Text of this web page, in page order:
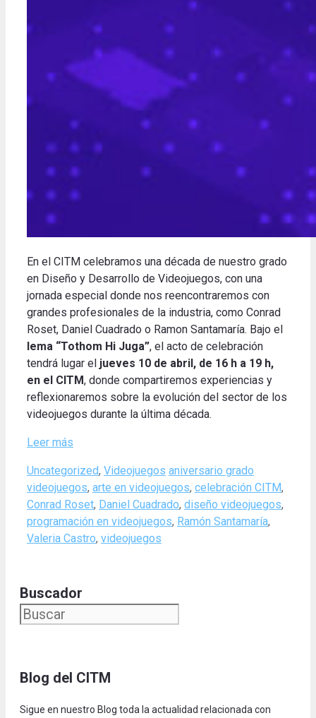
En el CITM celebramos una década de nuestro grado
en Diseño y Desarrollo de Videojuegos, con una
jornada especial donde nos reencontraremos con
grandes profesionales de la industria, como Conrad
Roset, Daniel Cuadrado o Ramon Santamaría. Bajo el
lema “Tothom Hi Juga”, el acto de celebración
tendrá lugar el jueves 10 de abril, de 16 h a 19 h,
en el CITM, donde compartiremos experiencias y
reflexionaremos sobre la evolución del sector de los
videojuegos durante la última década.
Leer más
Categories
Uncategorized, Videojuegos Tags
aniversario grado
videojuegos, arte en videojuegos, celebración CITM,
Conrad Roset, Daniel Cuadrado, diseño videojuegos,
programación en videojuegos, Ramón Santamaría,
Valeria Castro, videojuegos
Buscador
Blog del CITM
Sigue en nuestro Blog toda la actualidad relacionada con